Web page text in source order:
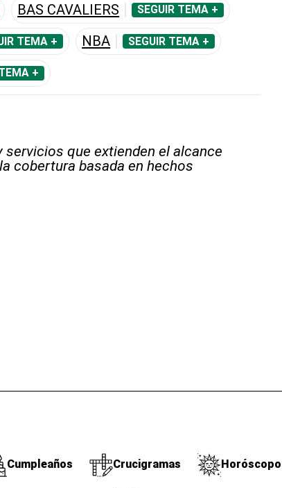
BAS CAVALIERS SEGUIR TEMA +
TEMA + NBA SEGUIR TEMA +
+
servicios que extienden el alcance
cobertura basada en hechos
Cumpleaños Crucigramas Horóscopo